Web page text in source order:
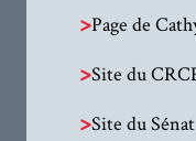
>Page de
>Site du
>Site du Sénat